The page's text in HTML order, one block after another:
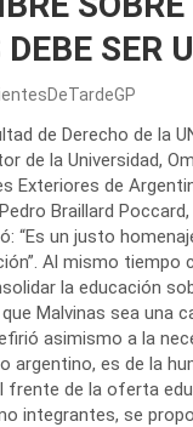
SER
de Derecho de la
de la Universidad,
Exteriores de
Braillard
“Es un justo
Al mismo
la educación
Malvinas sea una
asimismo a la
argentino, es de la
frente de la oferta
integrantes, se